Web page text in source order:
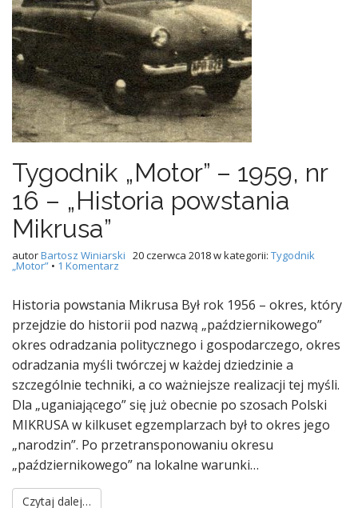
Tygodnik „Motor” – 1959, nr
16 – „Historia powstania
Mikrusa”
autorBartosz Winiarski 20 czerwca 2018w kategorii: Tygodnik
„Motor” • 1 Komentarz
Historia powstania Mikrusa Był rok 1956 – okres, który
przejdzie do historii pod nazwą „październikowego”
okres odradzania politycznego i gospodarczego, okres
odradzania myśli twórczej w każdej dziedzinie a
szczególnie techniki, a co ważniejsze realizacji tej myśli.
Dla „uganiającego” się już obecnie po szosach Polski
MIKRUSA w kilkuset egzemplarzach był to okres jego
„narodzin”. Po przetransponowaniu okresu
„październikowego” na lokalne warunki…
Czytaj dalej…